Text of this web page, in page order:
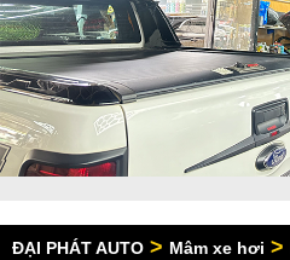
ĐẠI PHÁT AUTO > Mâm xe hơi >